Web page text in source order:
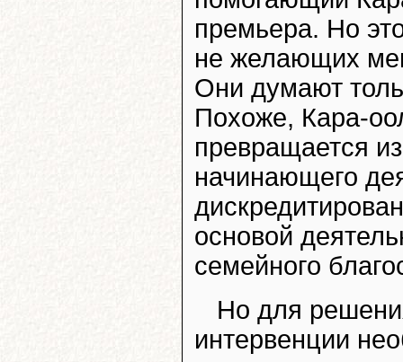
премьера. Но
не желающих
Они думают
Похоже, Кара-
превращается
начинающего
основой
семейного
Но для
интервенции